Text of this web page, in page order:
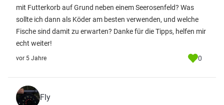
mit Futterkorb auf Grund neben einem Seerosenfeld? Was
sollte ich dann als Köder am besten verwenden, und welche
Fische sind damit zu erwarten? Danke für die Tipps, helfen mir
echt weiter!
vor 5 Jahre 0
Fly